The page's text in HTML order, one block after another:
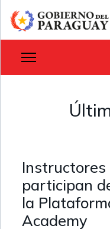
Instructores
participan
la
Academy